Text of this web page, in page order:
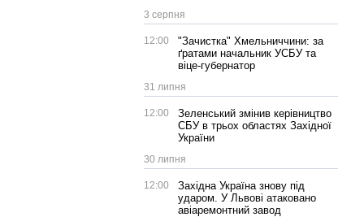
3 серпня
12:00
"Зачистка" Хмельниччини: за
ґратами начальник УСБУ та
віце-губернатор
31 липня
12:00
Зеленський змінив керівництво
СБУ в трьох областях Західної
України
30 липня
12:00
Західна Україна знову під
ударом. У Львові атаковано
авіаремонтний завод